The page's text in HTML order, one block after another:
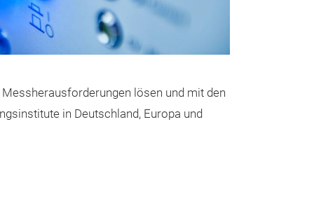
lösen und mit den
in Deutschland, Europa und